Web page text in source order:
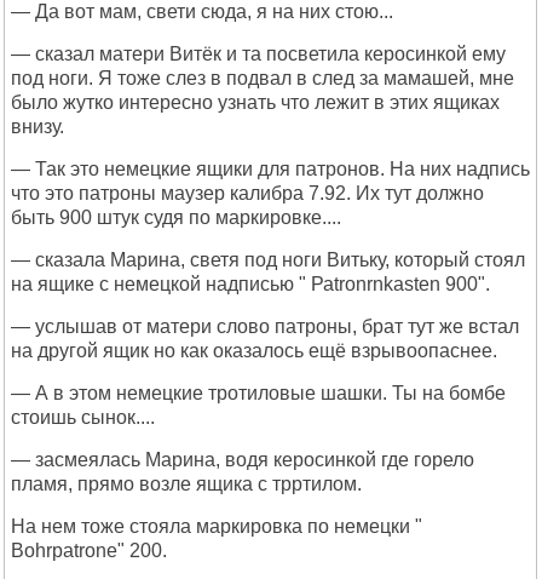
— Да вот мам, свети сюда, я на них стою...
— сказал матери Витёк и та посветила керосинкой ему
под ноги. Я тоже слез в подвал в след за мамашей, мне
было жутко интересно узнать что лежит в этих ящиках
внизу.
— Так это немецкие ящики для патронов. На них надпись
что это патроны маузер калибра 7.92. Их тут должно
быть 900 штук судя по маркировке....
— сказала Марина, светя под ноги Витьку, который стоял
на ящике с немецкой надписью " Раtronrnkasten 900".
— услышав от матери слово патроны, брат тут же встал
на другой ящик но как оказалось ещё взрывоопаснее.
— А в этом немецкие тротиловые шашки. Ты на бомбе
стоишь сынок....
— засмеялась Марина, водя керосинкой где горело
пламя, прямо возле ящика с трртилом.
На нем тоже стояла маркировка по немецки "
Bohrpatrone" 200.